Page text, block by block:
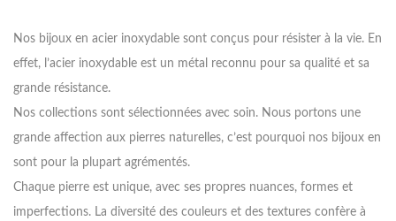
Nos bijoux en acier inoxydable sont conçus pour résister à la vie. En
effet, l’acier inoxydable est un métal reconnu pour sa qualité et sa
grande résistance.
Nos collections sont sélectionnées avec soin. Nous portons une
grande affection aux pierres naturelles, c’est pourquoi nos bijoux en
sont pour la plupart agrémentés.
Chaque pierre est unique, avec ses propres nuances, formes et
imperfections. La diversité des couleurs et des textures confère à